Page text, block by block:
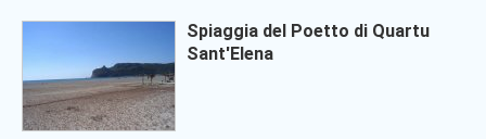
Spiaggia del Poetto di Quartu
Sant'Elena